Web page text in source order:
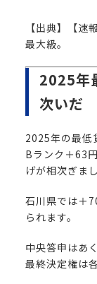
【出典】
【速
最大級。
2025年
次いだ
2025年の最低
Bランク＋63
げが相次ぎまし
石川県では＋
られます。
中央答申はあ
最終決定権は